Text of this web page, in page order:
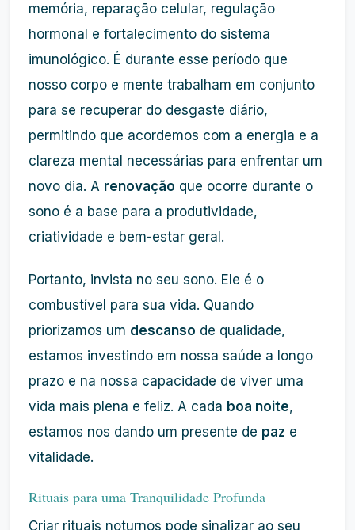
memória, reparação celular, regulação
hormonal e fortalecimento do sistema
imunológico. É durante esse período que
nosso corpo e mente trabalham em conjunto
para se recuperar do desgaste diário,
permitindo que acordemos com a energia e a
clareza mental necessárias para enfrentar um
novo dia. A renovação que ocorre durante o
sono é a base para a produtividade,
criatividade e bem-estar geral.
Portanto, invista no seu sono. Ele é o
combustível para sua vida. Quando
priorizamos um descanso de qualidade,
estamos investindo em nossa saúde a longo
prazo e na nossa capacidade de viver uma
vida mais plena e feliz. A cada boa noite,
estamos nos dando um presente de paz e
vitalidade.
Rituais para uma Tranquilidade Profunda
Criar rituais noturnos pode sinalizar ao seu